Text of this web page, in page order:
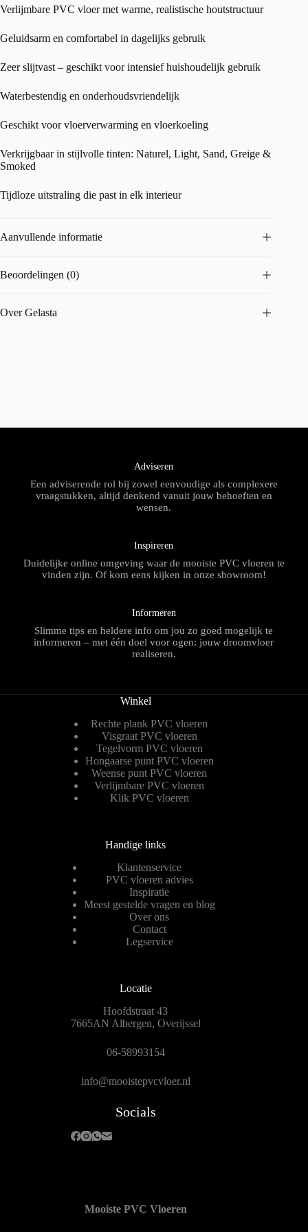
Verlijmbare PVC vloer met warme, realistische houtstructuur
Geluidsarm en comfortabel in dagelijks gebruik
Zeer slijtvast – geschikt voor intensief huishoudelijk gebruik
Waterbestendig en onderhoudsvriendelijk
Geschikt voor vloerverwarming en vloerkoeling
Verkrijgbaar in stijlvolle tinten: Naturel, Light, Sand, Greige &
Smoked
Tijdloze uitstraling die past in elk interieur
Aanvullende informatie
Beoordelingen (0)
Over Gelasta
Adviseren
Een adviserende rol bij zowel eenvoudige als complexere
vraagstukken, altijd denkend vanuit jouw behoeften en
wensen.
Inspireren
Duidelijke online omgeving waar de mooiste PVC vloeren te
vinden zijn. Of kom eens kijken in onze showroom!
Informeren
Slimme tips en heldere info om jou zo goed mogelijk te
informeren – met één doel voor ogen: jouw droomvloer
realiseren.
Winkel
Rechte plank PVC vloeren
Visgraat PVC vloeren
Tegelvorm PVC vloeren
Hongaarse punt PVC vloeren
Weense punt PVC vloeren
Verlijmbare PVC vloeren
Klik PVC vloeren
Handige links
Klantenservice
PVC vloeren advies
Inspiratie
Meest gestelde vragen en blog
Over ons
Contact
Legservice
Locatie
Hoofdstraat 43
7665AN Albergen, Overijssel
06-58993154
info@mooistepvcvloer.nl
Socials
Mooiste PVC Vloeren